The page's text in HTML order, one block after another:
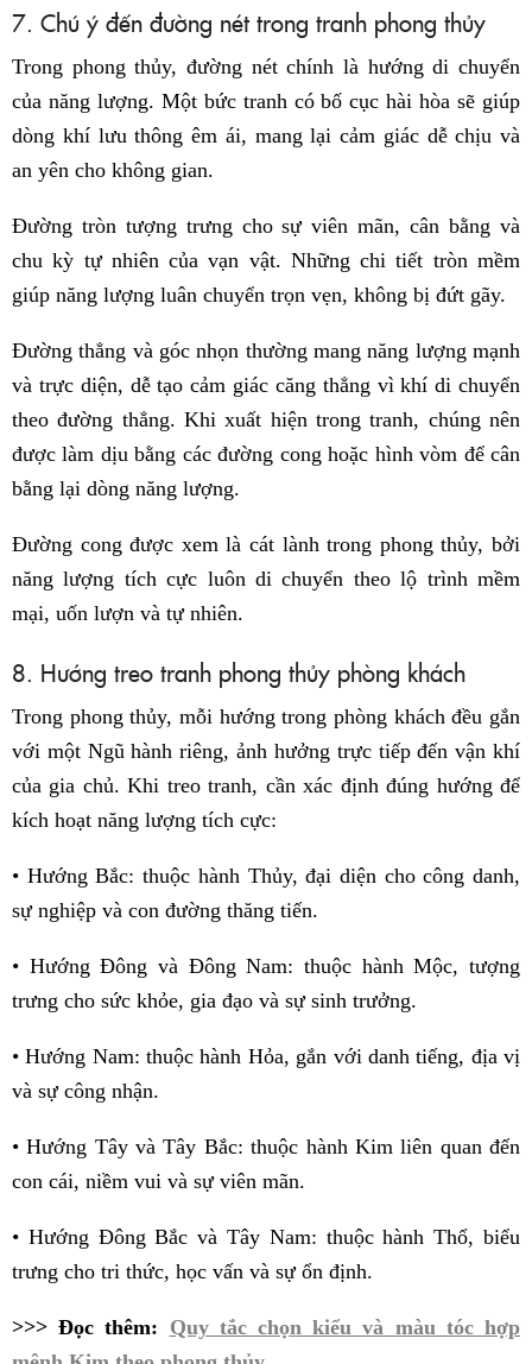
7. Chú ý đến đường nét trong tranh phong thủy
Trong phong thủy, đường nét chính là hướng di chuyển
của năng lượng. Một bức tranh có bố cục hài hòa sẽ giúp
dòng khí lưu thông êm ái, mang lại cảm giác dễ chịu và
an yên cho không gian.
Đường tròn tượng trưng cho sự viên mãn, cân bằng và
chu kỳ tự nhiên của vạn vật. Những chi tiết tròn mềm
giúp năng lượng luân chuyển trọn vẹn, không bị đứt gãy.
Đường thẳng và góc nhọn thường mang năng lượng mạnh
và trực diện, dễ tạo cảm giác căng thẳng vì khí di chuyển
theo đường thẳng. Khi xuất hiện trong tranh, chúng nên
được làm dịu bằng các đường cong hoặc hình vòm để cân
bằng lại dòng năng lượng.
Đường cong được xem là cát lành trong phong thủy, bởi
năng lượng tích cực luôn di chuyển theo lộ trình mềm
mại, uốn lượn và tự nhiên.
8. Hướng treo tranh phong thủy phòng khách
Trong phong thủy, mỗi hướng trong phòng khách đều gắn
với một Ngũ hành riêng, ảnh hưởng trực tiếp đến vận khí
của gia chủ. Khi treo tranh, cần xác định đúng hướng để
kích hoạt năng lượng tích cực:
• Hướng Bắc: thuộc hành Thủy, đại diện cho công danh,
sự nghiệp và con đường thăng tiến.
• Hướng Đông và Đông Nam: thuộc hành Mộc, tượng
trưng cho sức khỏe, gia đạo và sự sinh trưởng.
• Hướng Nam: thuộc hành Hỏa, gắn với danh tiếng, địa vị
và sự công nhận.
• Hướng Tây và Tây Bắc: thuộc hành Kim liên quan đến
con cái, niềm vui và sự viên mãn.
• Hướng Đông Bắc và Tây Nam: thuộc hành Thổ, biểu
trưng cho tri thức, học vấn và sự ổn định.
>>> Đọc thêm: Quy tắc chọn kiểu và màu tóc hợp